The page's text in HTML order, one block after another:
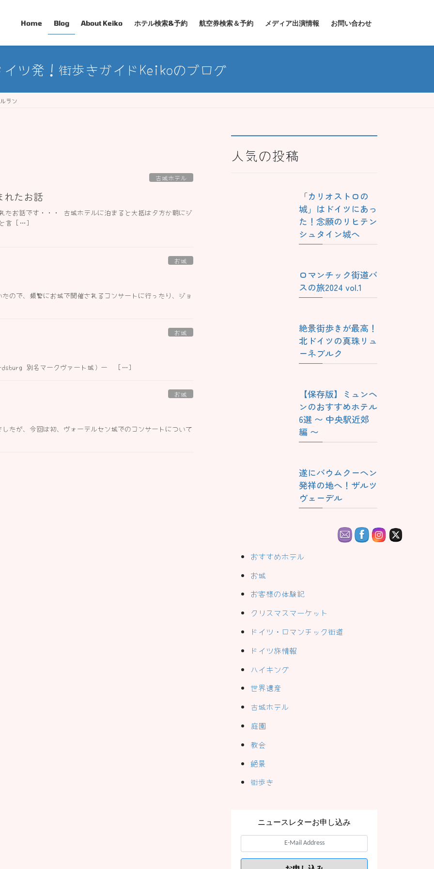
Home Blog About Keiko ホテル検索&予約 航空券検索＆予約 メディア出演情報 お問い合わせ
イツ発！街歩きガイドKeikoのブログ
ラン
古城ホテル
れたお話
たお話です・・・ 古城ホテルに泊まると大抵は夕方か朝にジ
と言 […]
お城
ので、頻繁にお城で開催されるコンサートに行ったり、ジョ
お城
別名マークヴァート城）ー […]
お城
たが、今回は初、ヴォーテルセン城でのコンサートについて
人気の投稿
「カリオストロの
城」はドイツにあっ
た！念願のリヒテン
シュタイン城へ
ロマンチック街道バ
スの旅2024 vol.1
絶景街歩きが最高！
北ドイツの真珠リュ
ーネブルク
【保存版】ミュンヘ
ンのおすすめホテル
6選 〜 中央駅近郊
編 〜
遂にバウムクーヘン
発祥の地へ！ザルツ
ヴェーデル
おすすめホテル
お城
お客様の体験記
クリスマスマーケット
ドイツ・ロマンチック街道
ドイツ旅情報
ハイキング
世界遺産
古城ホテル
庭園
教会
絶景
街歩き
ニュースレターお申し込み